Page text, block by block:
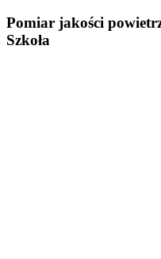
Pomiar jakości
Szkoła